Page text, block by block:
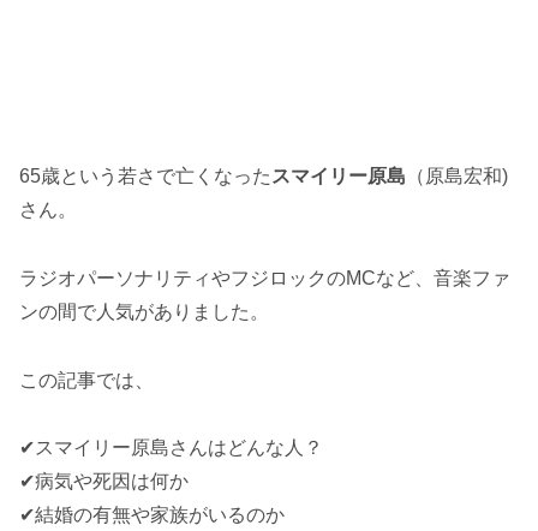
65歳という若さで亡くなった スマイリー原島 （原島宏和)
さん。
ラジオパーソナリティやフジロックのMCなど、音楽ファ
ンの間で人気がありました。
この記事では、
✔スマイリー原島さんはどんな人？
✔病気や死因は何か
✔結婚の有無や家族がいるのか